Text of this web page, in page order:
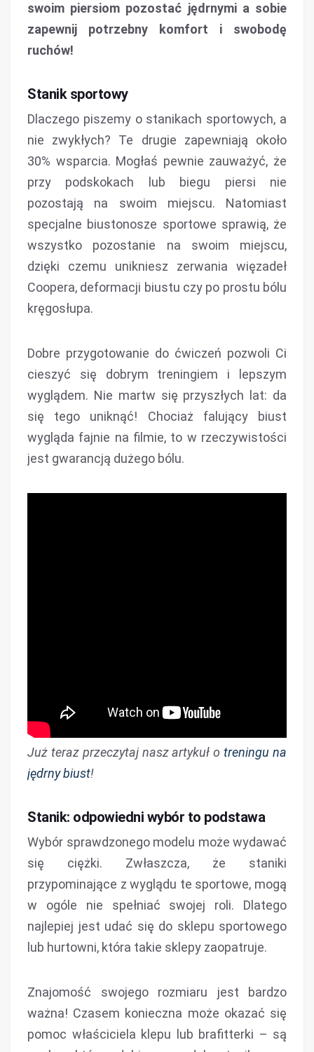
swoim piersiom pozostać jędrnymi a sobie
zapewnij potrzebny komfort i swobodę
ruchów!
Stanik sportowy
Dlaczego piszemy o stanikach sportowych, a
nie zwykłych? Te drugie zapewniają około
30% wsparcia. Mogłaś pewnie zauważyć, że
przy podskokach lub biegu piersi nie
pozostają na swoim miejscu. Natomiast
specjalne biustonosze sportowe sprawią, że
wszystko pozostanie na swoim miejscu,
dzięki czemu unikniesz zerwania więzadeł
Coopera, deformacji biustu czy po prostu bólu
kręgosłupa.
Dobre przygotowanie do ćwiczeń pozwoli Ci
cieszyć się dobrym treningiem i lepszym
wyglądem. Nie martw się przyszłych lat: da
się tego uniknąć! Chociaż falujący biust
wygląda fajnie na filmie, to w rzeczywistości
jest gwarancją dużego bólu.
Już teraz przeczytaj nasz artykuł otreningu na
jędrny biust!
Stanik: odpowiedni wybór to podstawa
Wybór sprawdzonego modelu może wydawać
się ciężki. Zwłaszcza, że staniki
przypominające z wyglądu te sportowe, mogą
w ogóle nie spełniać swojej roli. Dlatego
najlepiej jest udać się do sklepu sportowego
lub hurtowni, która takie sklepy zaopatruje.
Znajomość swojego rozmiaru jest bardzo
ważna! Czasem konieczna może okazać się
pomoc właściciela klepu lub brafitterki – są